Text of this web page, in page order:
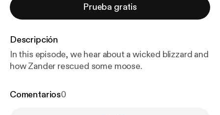
Prueba gratis
Descripción
In this episode, we hear about a wicked blizzard and
how Zander rescued some moose.
Comentarios0